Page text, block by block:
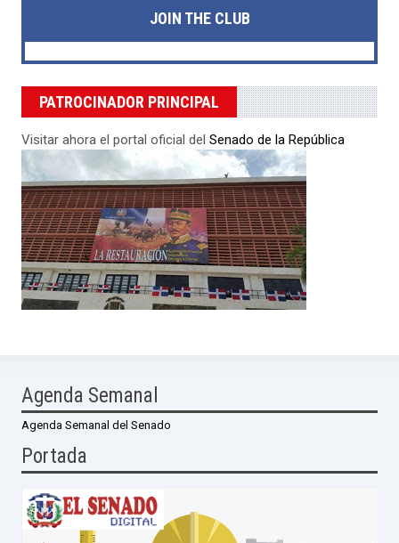
JOIN THE CLUB
PATROCINADOR PRINCIPAL
Visitar ahora el portal oficial del Senado de la República
Agenda Semanal
Agenda Semanal del Senado
Portada